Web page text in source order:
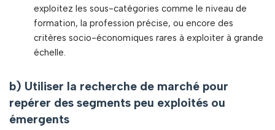
exploitez les sous-catégories comme le niveau de
formation, la profession précise, ou encore des
critères socio-économiques rares à exploiter à grande
échelle.
b) Utiliser la recherche de marché pour
repérer des segments peu exploités ou
émergents